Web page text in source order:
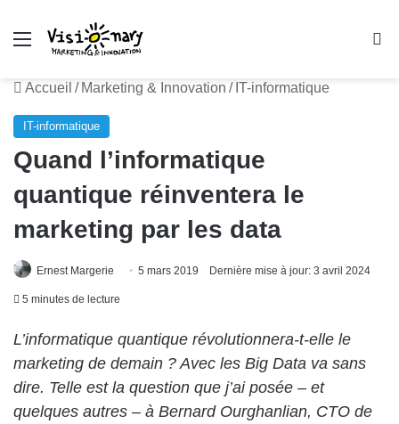
Menu
Accueil / Marketing & Innovation / IT-informatique
IT-informatique
Quand l’informatique
quantique réinventera le
marketing par les data
Ernest Margerie 5 mars 2019 Dernière mise à jour: 3 avril 2024
5 minutes de lecture
L’informatique quantique révolutionnera-t-elle le
marketing de demain ? Avec les Big Data va sans
dire. Telle est la question que j’ai posée – et
quelques autres – à Bernard Ourghanlian, CTO de